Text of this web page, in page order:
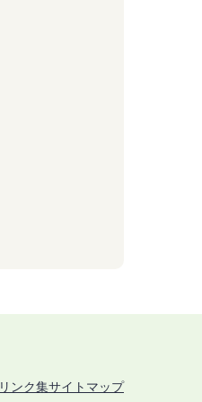
リンク集サイトマップ